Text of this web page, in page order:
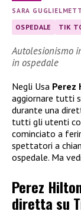
SARA
OSPEDALE TIK
Autolesionismo
in ospedale
Negli Usa Perez
aggiornare tutti
durante una
tutti gli utenti
cominciato a
spettatori a
ospedale. Ma
Perez
diretta su